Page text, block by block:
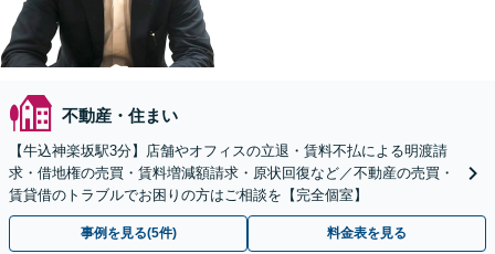
不動産・住まい
【牛込神楽坂駅3分】店舗やオフィスの立退・賃料不払による明渡請
求・借地権の売買・賃料増減額請求・原状回復など／不動産の売買・
賃貸借のトラブルでお困りの方はご相談を【完全個室】
事例を見る(5件) 料金表を見る